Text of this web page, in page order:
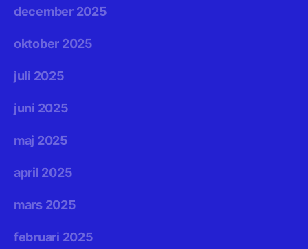
december 2025
oktober 2025
juli 2025
juni 2025
maj 2025
april 2025
mars 2025
februari 2025